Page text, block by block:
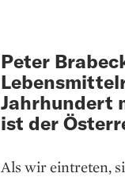
Peter
Jahrhundert
ist der
Als wir eintreten,